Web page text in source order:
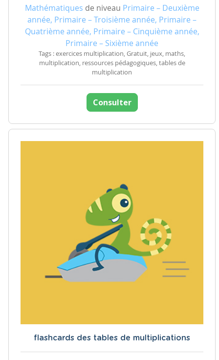
Mathématiques de niveau Primaire – Deuxième
année, Primaire – Troisième année, Primaire –
Quatrième année, Primaire – Cinquième année,
Primaire – Sixième année
Tags : exercices multiplication, Gratuit, jeux, maths,
multiplication, ressources pédagogiques, tables de
multiplication
Consulter
flashcards des tables de multiplications